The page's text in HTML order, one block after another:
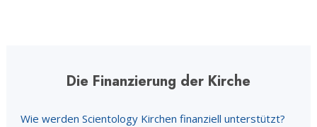
Die Finanzierung der Kirche
Wie werden Scientology Kirchen finanziell unterstützt?